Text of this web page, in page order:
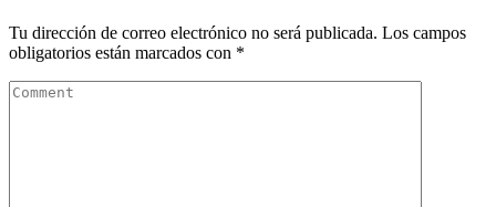
Tu dirección de correo electrónico no será publicada. Los campos
obligatorios están marcados con *